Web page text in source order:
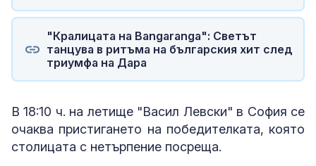
"Кралицата на Bangaranga": Светът
танцува в ритъма на българския хит след
триумфа на Дара
В 18:10 ч. на летище "Васил Левски" в София се
очаква пристигането на победителката, която
столицата с нетърпение посреща.